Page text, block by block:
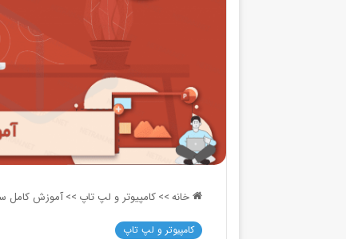
خانه>> کامپیوتر و لپ تاپ >> آموزش کامل
کامپیوتر و لپ تاپ